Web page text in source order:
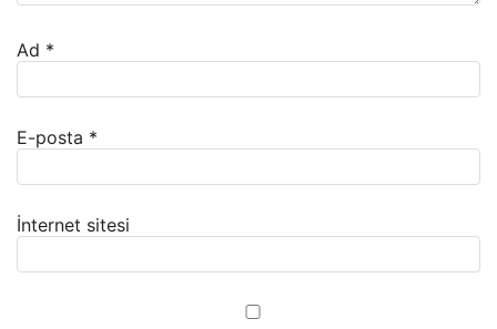
Ad *
E-posta *
İnternet sitesi